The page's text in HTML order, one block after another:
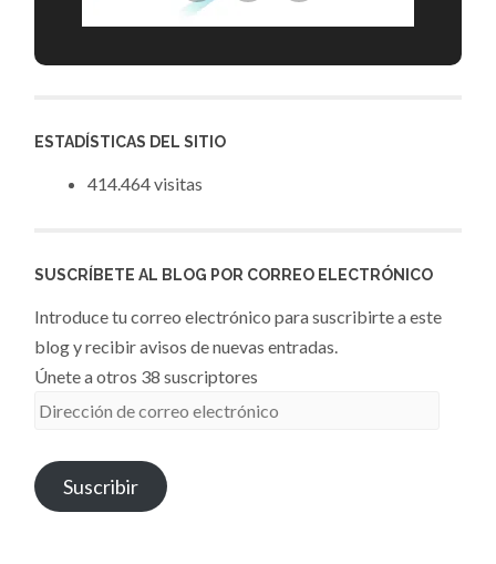
ESTADÍSTICAS DEL SITIO
414.464 visitas
SUSCRÍBETE AL BLOG POR CORREO ELECTRÓNICO
Introduce tu correo electrónico para suscribirte a este
blog y recibir avisos de nuevas entradas.
Únete a otros 38 suscriptores
Dirección
correo
electrónico
Suscribir